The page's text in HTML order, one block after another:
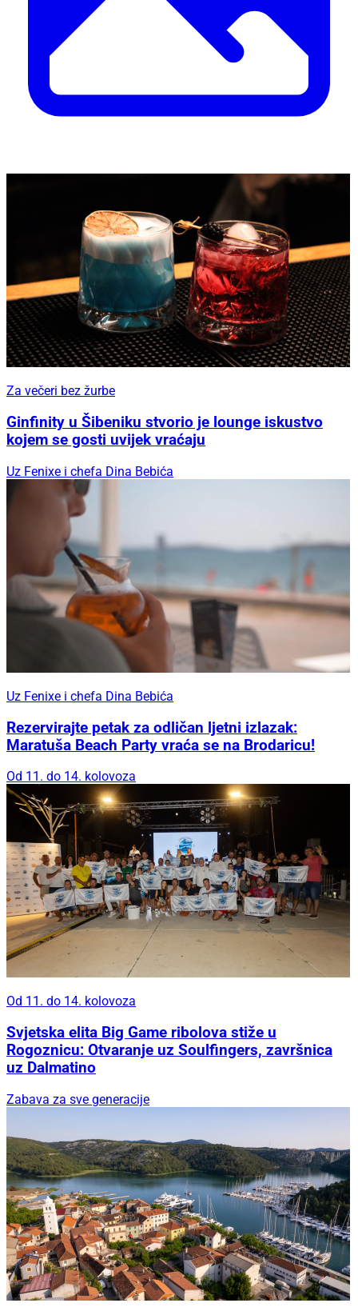
Za večeri bez žurbe
Ginfinity u Šibeniku stvorio je lounge iskustvo
kojem se gosti uvijek vraćaju
Uz Fenixe i chefa Dina Bebića
Uz Fenixe i chefa Dina Bebića
Rezervirajte petak za odličan ljetni izlazak:
Maratuša Beach Party vraća se na Brodaricu!
Od 11. do 14. kolovoza
Od 11. do 14. kolovoza
Svjetska elita Big Game ribolova stiže u
Rogoznicu: Otvaranje uz Soulfingers, završnica
uz Dalmatino
Zabava za sve generacije